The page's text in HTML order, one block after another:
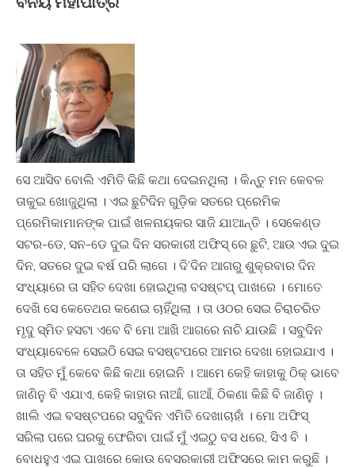
ସେ ଆସିବ ବୋଲି ଏମିତି କିଛି କଥା ଦେଇନଥିଲା । କିନ୍ତୁ ମନ କେବଳ
ତାକୁଇ ଖୋଜୁଥିଲା । ଏଇ ଛୁଟିଦିନ ଗୁଡ଼ିକ ସତରେ ପ୍ରେମିକ
ପ୍ରେମିକାମାନଙ୍କ ପାଇଁ ଖଳନାୟକର ସାଜି ଯାଆନ୍ତି । ସେକେଣ୍ଡ
ସଟର-ଡେ, ସନ-ଡେ ଦୁଇ ଦିନ ସରକାରୀ ଅଫିସ୍ ରେ ଛୁଟି, ଆଉ ଏଇ ଦୁଇ
ଦିନ, ସତରେ ଦୁଇ ବର୍ଷ ପରି ଲାଗେ । ଦି’ଦିନ ଆଗରୁ ଶୁକ୍ରବାର ଦିନ
ସଂଧ୍ୟାରେ ତା ସହିତ ଦେଖା ହୋଇଥିଲା ବସଷ୍ଟପ୍ ପାଖରେ । ମୋତେ
ଦେଖି ସେ କେତେଥର କଣେଇ ଚାହିଁଥିଲା । ତା ଓଠର ସେଇ ଚିରାଚରିତ
ମୃଦୁ ସ୍ମିତ ହସଟା ଏବେ ବି ମୋ ଆଖି ଆଗରେ ନାଚି ଯାଉଛି । ସବୁଦିନ
ସଂଧ୍ୟାବେଳେ ସେଇଠି ସେଇ ବସଷ୍ଟପରେ ଆମର ଦେଖା ହୋଇଯାଏ ।
ତା ସହିତ ମୁଁ କେବେ କିଛି କଥା ହୋଇନି । ଆମେ କେହି କାହାକୁ ଠିକ୍ ଭାବେ
ଜାଣିନୁ ବି ଏଯାଏ, କେହି କାହାର ନାଆଁ, ଗାଆଁ, ଠିକଣା କିଛି ବି ଜାଣିନୁ ।
ଖାଲି ଏଇ ବସଷ୍ଟପରେ ସବୁଦିନ ଏମିତି ଦେଖାଚାହାଁ । ମୋ ଅଫିସ୍
ସରିଲା ପରେ ଘରକୁ ଫେରିବା ପାଇଁ ମୁଁ ଏଇଠୁ ବସ ଧରେ, ସିଏ ବି ।
ବୋଧହୁଏ ଏଇ ପାଖରେ କୋଉ ବେସରକାରୀ ଅଫିସରେ କାମ କରୁଛି ।